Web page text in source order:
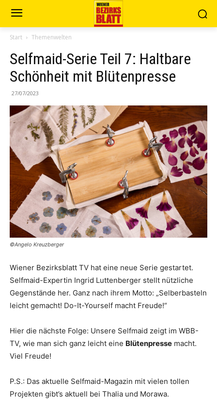
Start Themenwelten
Selfmaid-Serie Teil 7: Haltbare
Schönheit mit Blütenpresse
27/07/2023
©️Angelo Kreuzberger
Wiener Bezirksblatt TV hat eine neue Serie gestartet.
Selfmaid-Expertin Ingrid Luttenberger stellt nützliche
Gegenstände her. Ganz nach ihrem Motto: „Selberbasteln
leicht gemacht! Do-It-Yourself macht Freude!“
Hier die nächste Folge: Unsere Selfmaid zeigt im WBB-
TV, wie man sich ganz leicht eine Blütenpresse macht.
Viel Freude!
P.S.: Das aktuelle Selfmaid-Magazin mit vielen tollen
Projekten gibt’s aktuell bei Thalia und Morawa.